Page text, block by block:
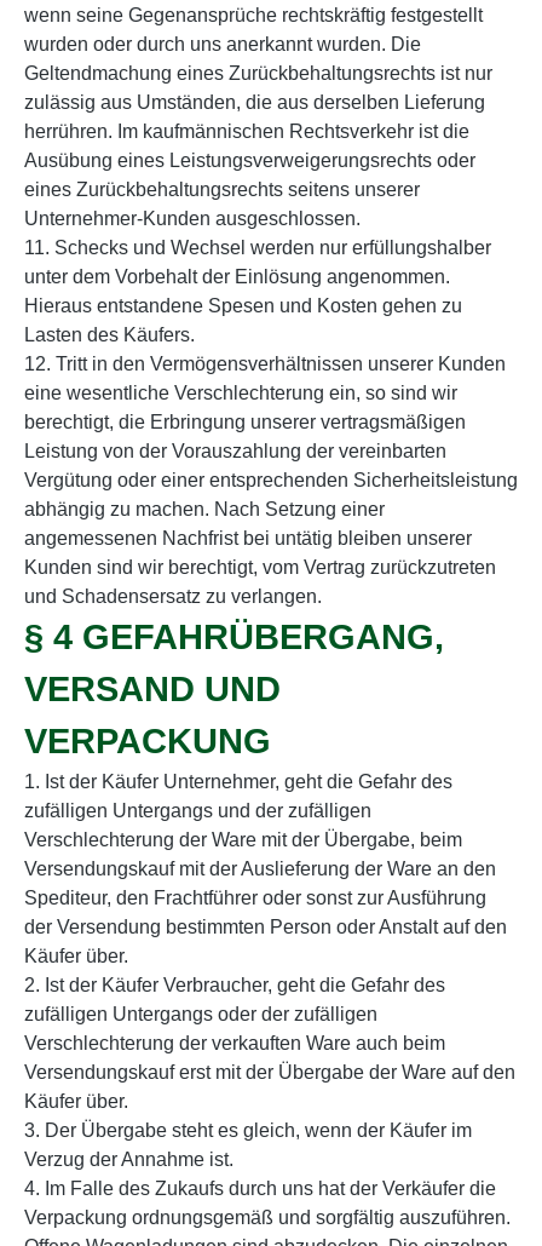
wenn seine Gegenansprüche rechtskräftig festgestellt
wurden oder durch uns anerkannt wurden. Die
Geltendmachung eines Zurückbehaltungsrechts ist nur
zulässig aus Umständen, die aus derselben Lieferung
herrühren. Im kaufmännischen Rechtsverkehr ist die
Ausübung eines Leistungsverweigerungsrechts oder
eines Zurückbehaltungsrechts seitens unserer
Unternehmer-Kunden ausgeschlossen.
11. Schecks und Wechsel werden nur erfüllungshalber
unter dem Vorbehalt der Einlösung angenommen.
Hieraus entstandene Spesen und Kosten gehen zu
Lasten des Käufers.
12. Tritt in den Vermögensverhältnissen unserer Kunden
eine wesentliche Verschlechterung ein, so sind wir
berechtigt, die Erbringung unserer vertragsmäßigen
Leistung von der Vorauszahlung der vereinbarten
Vergütung oder einer entsprechenden Sicherheitsleistung
abhängig zu machen. Nach Setzung einer
angemessenen Nachfrist bei untätig bleiben unserer
Kunden sind wir berechtigt, vom Vertrag zurückzutreten
und Schadensersatz zu verlangen.
§ 4 GEFAHRÜBERGANG,
VERSAND UND
VERPACKUNG
1. Ist der Käufer Unternehmer, geht die Gefahr des
zufälligen Untergangs und der zufälligen
Verschlechterung der Ware mit der Übergabe, beim
Versendungskauf mit der Auslieferung der Ware an den
Spediteur, den Frachtführer oder sonst zur Ausführung
der Versendung bestimmten Person oder Anstalt auf den
Käufer über.
2. Ist der Käufer Verbraucher, geht die Gefahr des
zufälligen Untergangs oder der zufälligen
Verschlechterung der verkauften Ware auch beim
Versendungskauf erst mit der Übergabe der Ware auf den
Käufer über.
3. Der Übergabe steht es gleich, wenn der Käufer im
Verzug der Annahme ist.
4. Im Falle des Zukaufs durch uns hat der Verkäufer die
Verpackung ordnungsgemäß und sorgfältig auszuführen.